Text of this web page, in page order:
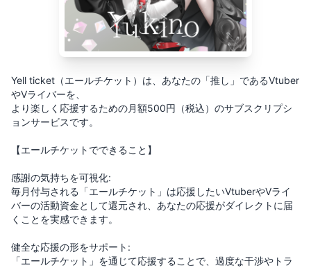
Yell ticket（エールチケット）は、あなたの「推し」であるVtuber
やVライバーを、
より楽しく応援するための月額500円（税込）のサブスクリプシ
ョンサービスです。
【エールチケットでできること】
感謝の気持ちを可視化:
毎月付与される「エールチケット」は応援したいVtuberやVライ
バーの活動資金として還元され、あなたの応援がダイレクトに届
くことを実感できます。
健全な応援の形をサポート:
「エールチケット」を通じて応援することで、過度な干渉やトラ